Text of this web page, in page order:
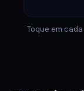
Toque em